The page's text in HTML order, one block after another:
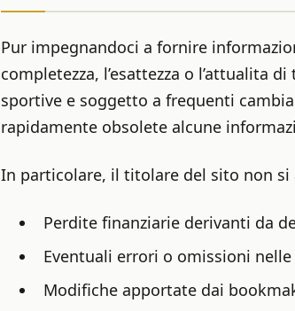
Pur impegnandoci a fornire
completezza, l’esattezza o l’attualita
sportive e soggetto a frequenti
rapidamente obsolete alcune
In particolare, il titolare del sito non si
Perdite finanziarie derivanti da
Eventuali errori o omissioni
Modifiche apportate dai